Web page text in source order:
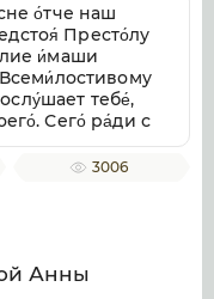
о́тче наш
Престо́лу
и́маши
тебе́,
Сего́ ра́ди с
к тебе́,
моли́тися ко
на́шему
3006
Анны